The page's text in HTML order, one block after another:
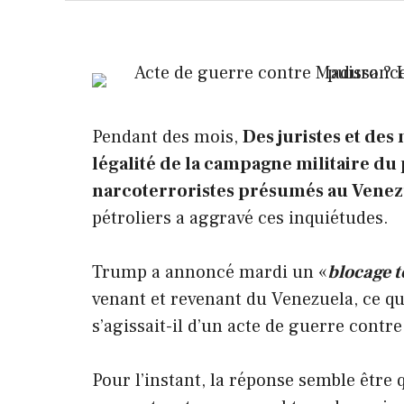
Pendant des mois, Des juristes et
légalité de la campagne militaire
narcoterroristes présumés au
pétroliers a aggravé ces inquiétudes.
Trump a annoncé mardi un «blocage
venant et revenant du Venezuela, ce
s’agissait-il d’un acte de guerre
Pour l’instant, la réponse semble